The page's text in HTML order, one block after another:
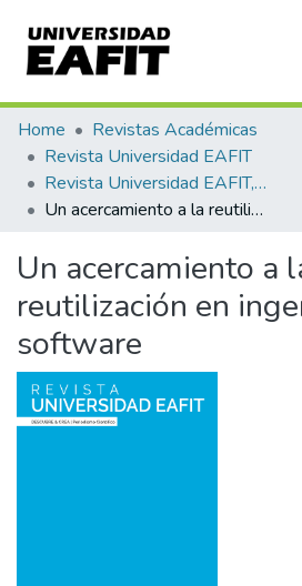
Communities & Collections
All of DSpace
Statistics
Home
Revistas Académicas
Revista Universidad EAFIT
Revista Universidad EAFIT, Vol. 35, Núm. 114 (1999)
Un acercamiento a la reutilización en ingeniería de software
Un acercamiento a
reutilización en
software